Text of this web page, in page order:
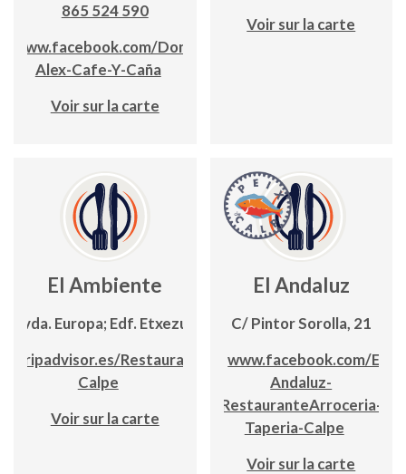
865 524 590
www.facebook.com/Donde-
Alex-Cafe-Y-Caña
Voir sur la carte
Voir sur la carte
El Ambiente
Avda. Europa; Edf. Etxezuri
Restaurant_El_Ambiente-
Calpe
Voir sur la carte
El Andaluz
C/ Pintor Sorolla, 21
www.facebook.com/El-
Andaluz-
RestauranteArroceria-
Taperia-Calpe
Voir sur la carte